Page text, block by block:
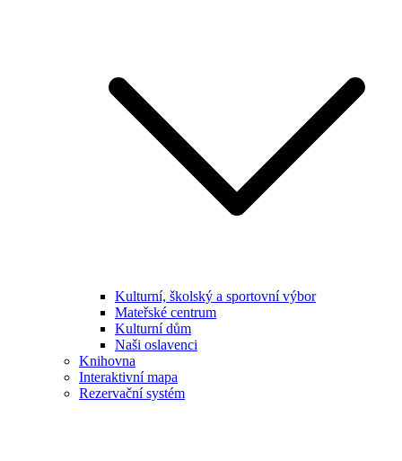
Kulturní, školský a sportovní výbor
Mateřské centrum
Kulturní dům
Naši oslavenci
Knihovna
Interaktivní mapa
Rezervační systém